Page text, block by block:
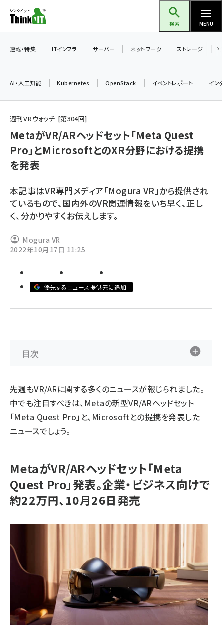
ン
ツ
検索 MENU
加藤銘のチーム貢献～仲間と築いた勝利の絆～ (2304)
iot女子会 (2263)
北海道をのんびり旅する晴山佳須夫のヒント集！ (2017)
drupal (1940)
genai (1473)
ai crunch (1347)
abc123 (1346)
連載・特集 ITインフラ サーバー ネットワーク ストレージ
AI・人工知能 Kubernetes OpenStack イベントレポート イン
週刊VRウォッチ 第304回
MetaがVR/ARヘッドセット「Meta Quest
Pro」とMicrosoftとのXR分野における提携
を発表
本記事はVR専門メディア「Mogura VR」から提供され
ているもので、国内外のVR関連情報をいち早く、正し
く、分かりやすくお伝えします。
Mogura VR
2022年10月17日 11:25
優先するニュース提供元に追加
目次
先週もVR/ARに関する多くのニュースが報じられました。
中でも注目すべきは、Metaの新型VR/ARヘッドセット
「Meta Quest Pro」と、Microsoftとの提携を発表した
ニュースでしょう。
MetaがVR/ARヘッドセット「Meta
Quest Pro」発表。企業・ビジネス向けで
約22万円、10月26日発売